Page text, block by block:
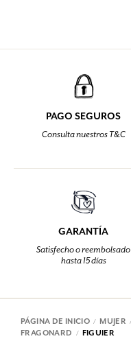
PAGO SEGUROS
Consulta nuestros T&C
GARANTÍA
Satisfecho o reembolsado
hasta 15 días
PÁGINA DE INICIO MUJER
FRAGONARD
FIGUIER